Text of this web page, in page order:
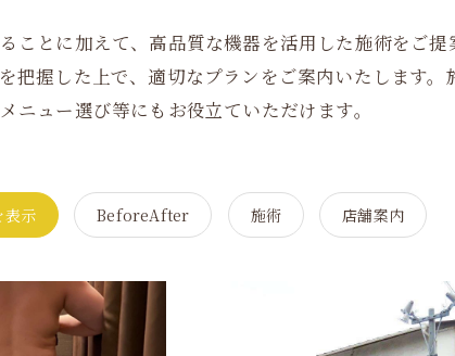
ことに加えて、高品質な機器を活用した施術をご
把握した上で、適切なプランをご案内いたします
ュー選び等にもお役立ていただけます。
表示 BeforeAfter 施術 店舗案内